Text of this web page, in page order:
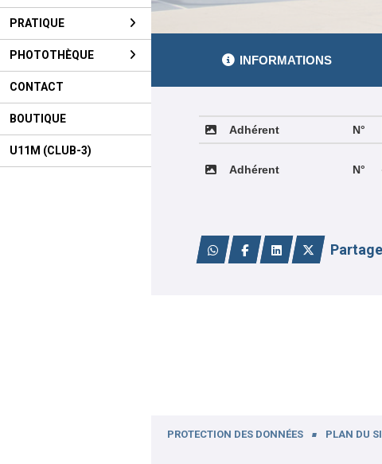
PRATIQUE
PHOTOTHÈQUE
CONTACT
BOUTIQUE
U11M (CLUB-3)
INFORMATIONS
Adhérent N°
Adhérent N°
PROTECTION DES DONNÉES PLAN DU